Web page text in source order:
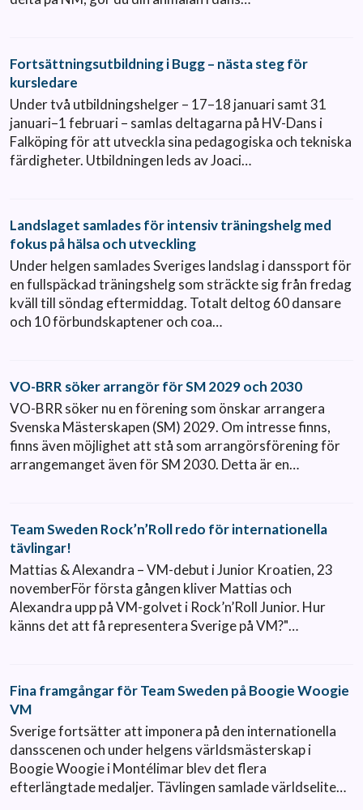
Fortsättningsutbildning i Bugg – nästa steg för
kursledare
Under två utbildningshelger – 17–18 januari samt 31
januari–1 februari – samlas deltagarna på HV-Dans i
Falköping för att utveckla sina pedagogiska och tekniska
färdigheter. Utbildningen leds av Joaci…
Landslaget samlades för intensiv träningshelg med
fokus på hälsa och utveckling
Under helgen samlades Sveriges landslag i danssport för
en fullspäckad träningshelg som sträckte sig från fredag
kväll till söndag eftermiddag. Totalt deltog 60 dansare
och 10 förbundskaptener och coa…
VO-BRR söker arrangör för SM 2029 och 2030
VO-BRR söker nu en förening som önskar arrangera
Svenska Mästerskapen (SM) 2029. Om intresse finns,
finns även möjlighet att stå som arrangörsförening för
arrangemanget även för SM 2030. Detta är en…
Team Sweden Rock’n’Roll redo för internationella
tävlingar!
Mattias & Alexandra – VM-debut i Junior Kroatien, 23
novemberFör första gången kliver Mattias och
Alexandra upp på VM-golvet i Rock’n’Roll Junior. Hur
känns det att få representera Sverige på VM?"…
Fina framgångar för Team Sweden på Boogie Woogie
VM
Sverige fortsätter att imponera på den internationella
dansscenen och under helgens världsmästerskap i
Boogie Woogie i Montélimar blev det flera
efterlängtade medaljer. Tävlingen samlade världselite…